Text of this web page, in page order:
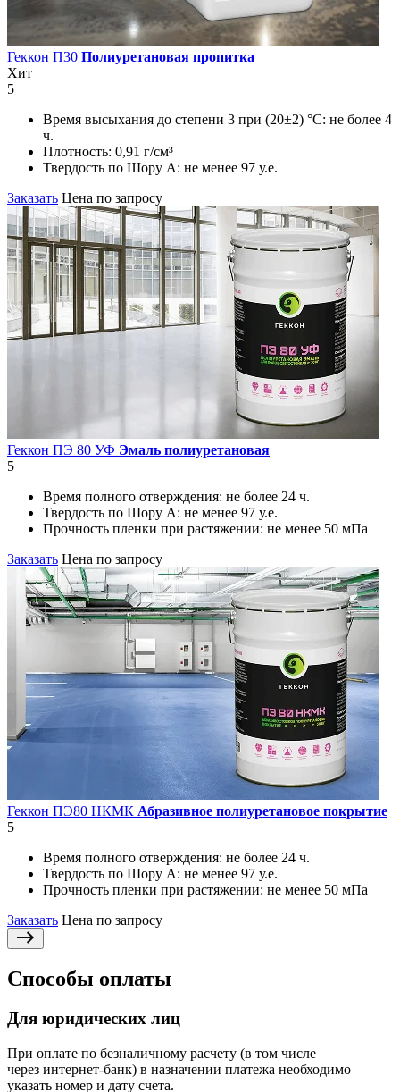
Геккон П30 Полиуретановая пропитка
Хит
5
Время высыхания до степени 3 при (20±2) °С: не более 4
ч.
Плотность: 0,91 г/см³
Твердость по Шору А: не менее 97 у.е.
Заказать Цена по запросу
Геккон ПЭ 80 УФ Эмаль полиуретановая
5
Время полного отверждения: не более 24 ч.
Твердость по Шору А: не менее 97 у.е.
Прочность пленки при растяжении: не менее 50 мПа
Заказать Цена по запросу
Геккон ПЭ80 НКМК Абразивное полиуретановое покрытие
5
Время полного отверждения: не более 24 ч.
Твердость по Шору А: не менее 97 у.е.
Прочность пленки при растяжении: не менее 50 мПа
Заказать Цена по запросу
Способы оплаты
Для юридических лиц
При оплате по безналичному расчету (в том числе
через интернет-банк) в назначении платежа необходимо
указать номер и дату счета.